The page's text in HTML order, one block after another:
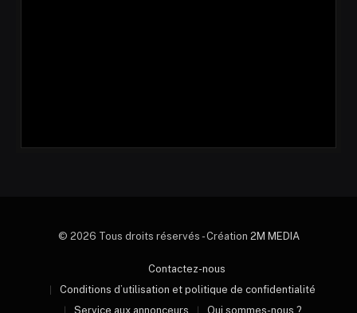
© 2026 Tous droits réservés - Création 2M MEDIA
Contactez-nous
Conditions d’utilisation et politique de confidentialité
Service aux annonceurs
Qui sommes-nous ?